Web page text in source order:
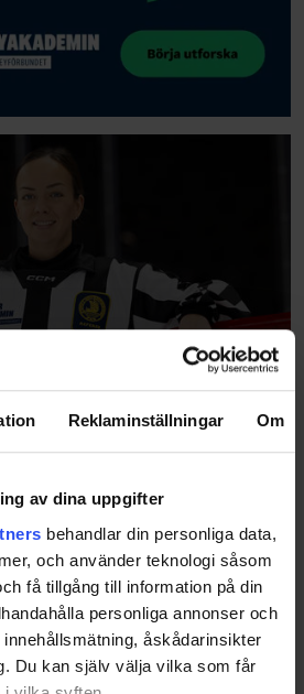
Reklaminställningar Om
av dina uppgifter
behandlar din personliga data,
och använder teknologi såsom
få tillgång till information på din
personliga annonser och
åskådarinsikter
Du kan själv välja vilka som får